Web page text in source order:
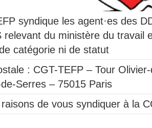
syndique les agent·es des
relevant du ministère du travail
catégorie ni de statut
: CGT-TEFP – Tour
Serres – 75015 Paris
de vous syndiquer à la